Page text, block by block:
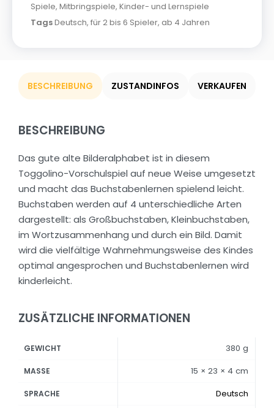
Spiele, Mitbringspiele, Kinder- und Lernspiele
TagsDeutsch, für 2 bis 6 Spieler, ab 4 Jahren
BESCHREIBUNG ZUSTANDINFOS VERKAUFEN
BESCHREIBUNG
Das gute alte Bilderalphabet ist in diesem
Toggolino-Vorschulspiel auf neue Weise umgesetzt
und macht das Buchstabenlernen spielend leicht.
Buchstaben werden auf 4 unterschiedliche Arten
dargestellt: als Großbuchstaben, Kleinbuchstaben,
im Wortzusammenhang und durch ein Bild. Damit
wird die vielfältige Wahrnehmungsweise des Kindes
optimal angesprochen und Buchstabenlernen wird
kinderleicht.
ZUSÄTZLICHE INFORMATIONEN
GEWICHT 380 g
MASSE 15 × 23 × 4 cm
SPRACHE Deutsch